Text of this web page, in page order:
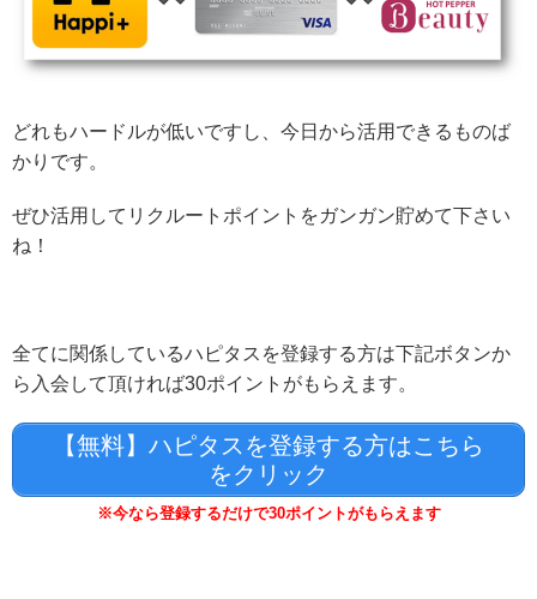
どれもハードルが低いですし、今日から活用できるものば
かりです。
ぜひ活用してリクルートポイントをガンガン貯めて下さい
ね！
全てに関係しているハピタスを登録する方は下記ボタンか
ら入会して頂ければ30ポイントがもらえます。
【無料】ハピタスを登録する方はこちら
をクリック
※今なら登録するだけで30ポイントがもらえます